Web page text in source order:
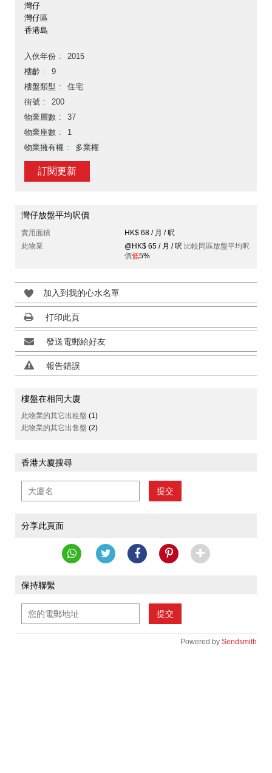
灣仔
灣仔區
香港島
入伙年份
2015
樓齡
9
樓盤類型
住宅
街號
200
物業層數
37
物業座數
1
物業擁有權
多業權
訂閱更新
灣仔放盤平均呎價
實用面積
HK$ 68 / 月 / 呎
此物業
@HK$ 65 / 月 / 呎 比較同區放盤平均呎
價低5%
加入到我的心水名單
打印此頁
發送電郵給好友
報告錯誤
樓盤在相同大廈
此物業的其它出租盤 (1)
此物業的其它出售盤 (2)
香港大廈搜尋
提交
分享此頁面
保持聯繫
提交
Powered by Sendsmith